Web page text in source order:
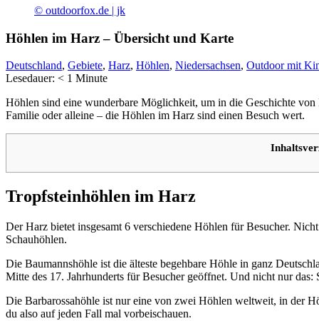
© outdoorfox.de | jk
Höhlen im Harz – Übersicht und Karte
Deutschland, Gebiete, Harz, Höhlen, Niedersachsen, Outdoor mit
Lesedauer: < 1 Minute
Höhlen sind eine wunderbare Möglichkeit, um in die Geschichte
Familie oder alleine – die Höhlen im Harz sind einen Besuch wert.
Tropfsteinhöhlen im Harz
Der Harz bietet insgesamt 6 verschiedene Höhlen für Besucher.
Schauhöhlen.
Die Baumannshöhle ist die älteste begehbare Höhle in ganz
Mitte des 17. Jahrhunderts für Besucher geöffnet. Und nicht nur das:
Die Barbarossahöhle ist nur eine von zwei Höhlen weltweit, in der
du also auf jeden Fall mal vorbeischauen.